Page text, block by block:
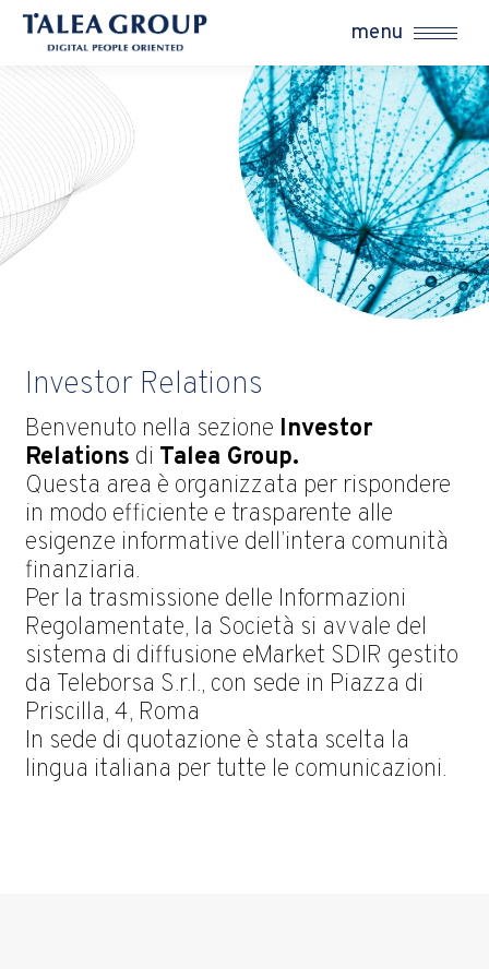
menu
Investor Relations
Benvenuto nella sezione Investor
Relations di Talea Group.
Questa area è organizzata per rispondere
in modo efficiente e trasparente alle
esigenze informative dell’intera comunità
finanziaria.
Per la trasmissione delle Informazioni
Regolamentate, la Società si avvale del
sistema di diffusione eMarket SDIR gestito
da Teleborsa S.r.l., con sede in Piazza di
Priscilla, 4, Roma
In sede di quotazione è stata scelta la
lingua italiana per tutte le comunicazioni.